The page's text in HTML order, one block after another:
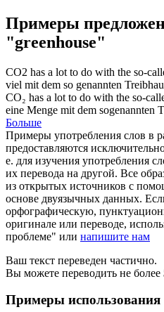
Примеры
"greenhouse"
CO2 has a lot to do with the so-
viel mit dem so genannten
CO₂ has a lot to do with the so-
eine Menge mit dem sogenannten
Больше
Примеры употребления слов в
предоставляются
е. для изучения употребления
их перевода на другой. Все
из открытых источников с
основе двуязычных данных.
орфографическую,
оригинале или переводе,
проблеме" или напишите нам
Ваш текст переведен частично.
Вы можете переводить не более
Примеры использования